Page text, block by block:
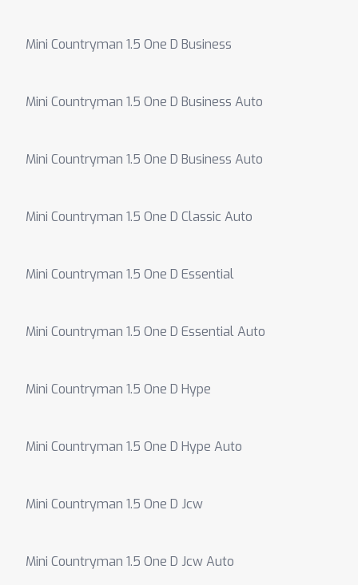
Mini Countryman 1.5 One D Business
Mini Countryman 1.5 One D Business Auto
Mini Countryman 1.5 One D Business Auto
Mini Countryman 1.5 One D Classic Auto
Mini Countryman 1.5 One D Essential
Mini Countryman 1.5 One D Essential Auto
Mini Countryman 1.5 One D Hype
Mini Countryman 1.5 One D Hype Auto
Mini Countryman 1.5 One D Jcw
Mini Countryman 1.5 One D Jcw Auto